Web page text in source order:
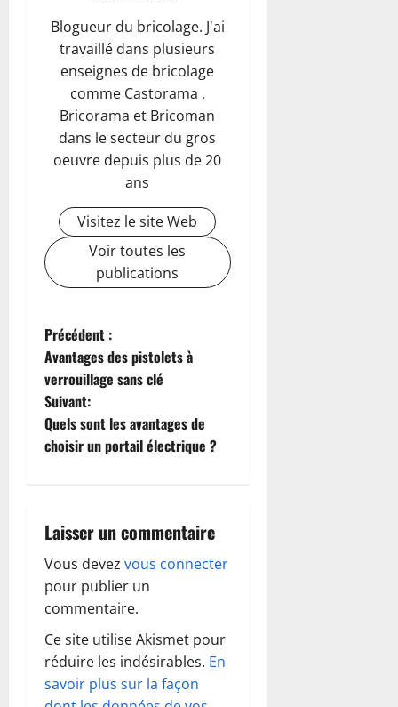
Blogueur du bricolage. J'ai
travaillé dans plusieurs
enseignes de bricolage
comme Castorama ,
Bricorama et Bricoman
dans le secteur du gros
oeuvre depuis plus de 20
ans
Visitez le site Web
Voir toutes les
publications
N
a
v
i
a
t
i
o
n
Précédent :
Avantages des pistolets à
verrouillage sans clé
Suivant:
Quels sont les avantages de
choisir un portail électrique ?
Laisser un commentaire
Vous devez vous connecter
pour publier un
commentaire.
Ce site utilise Akismet pour
réduire les indésirables. En
savoir plus sur la façon